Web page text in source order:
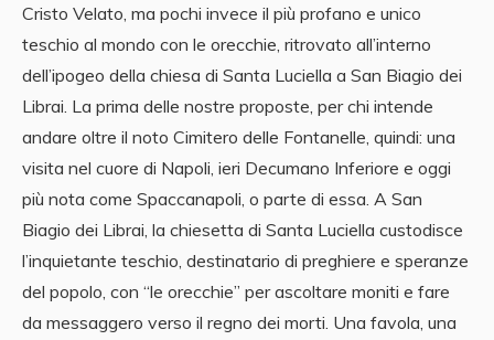
Cristo Velato, ma pochi invece il più profano e unico
teschio al mondo con le orecchie, ritrovato all’interno
dell’ipogeo della chiesa di Santa Luciella a San Biagio dei
Librai. La prima delle nostre proposte, per chi intende
andare oltre il noto Cimitero delle Fontanelle, quindi: una
visita nel cuore di Napoli, ieri Decumano Inferiore e oggi
più nota come Spaccanapoli, o parte di essa. A San
Biagio dei Librai, la chiesetta di Santa Luciella custodisce
l’inquietante teschio, destinatario di preghiere e speranze
del popolo, con “le orecchie” per ascoltare moniti e fare
da messaggero verso il regno dei morti. Una favola, una